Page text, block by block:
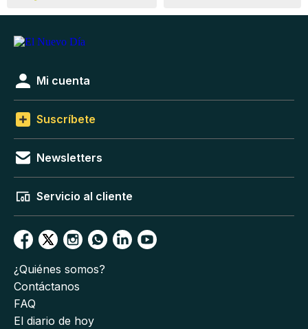
Mi cuenta
Suscríbete
Newsletters
Servicio al cliente
¿Quiénes somos?
Contáctanos
FAQ
El diario de hoy